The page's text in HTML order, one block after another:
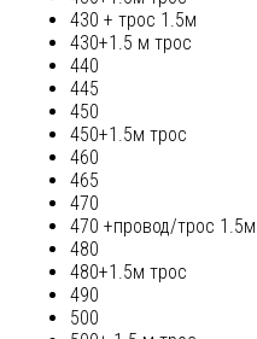
430 + трос 1.5м
430+1.5 м трос
440
445
450
450+1.5м трос
460
465
470
470 +провод/трос 1.5м
480
480+1.5м трос
490
500